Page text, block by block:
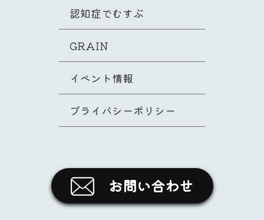
認知症でむすぶ
GRAIN
イベント情報
プライバシーポリシー
お問い合わせ